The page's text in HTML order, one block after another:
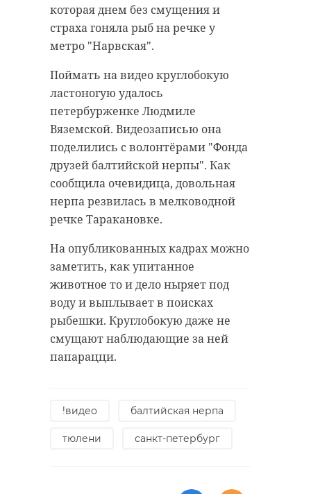
которая днем без смущения и
страха гоняла рыб на речке у
метро "Нарвская".
Поймать на видео круглобокую
ластоногую удалось
петербурженке Людмиле
Вяземской. Видеозаписью она
поделились с волонтёрами "Фонда
друзей балтийской нерпы". Как
сообщила очевидица, довольная
нерпа резвилась в мелководной
речке Таракановке.
На опубликованных кадрах можно
заметить, как упитанное
животное то и дело ныряет под
воду и выплывает в поисках
рыбешки. Круглобокую даже не
смущают наблюдающие за ней
папарацци.
!видео балтийская нерпа
тюлени санкт-петербург